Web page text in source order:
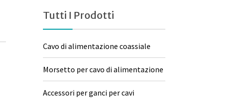
Tutti I Prodotti
Cavo di alimentazione coassiale
Morsetto per cavo di alimentazione
Accessori per ganci per cavi